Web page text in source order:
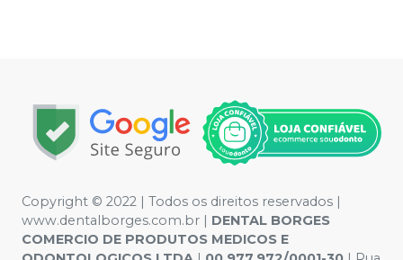
Copyright © 2022 | Todos os direitos reservados |
www.dentalborges.com.br | DENTAL BORGES
COMERCIO DE PRODUTOS MEDICOS E